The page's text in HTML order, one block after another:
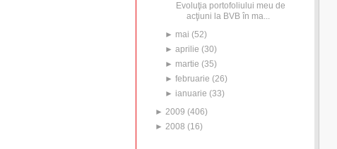
Evoluţia portofoliului meu de
acţiuni la BVB în ma...
► mai (52)
►aprilie (30)
► martie (35)
►februarie (26)
► ianuarie (33)
► 2009 (406)
► 2008 (16)